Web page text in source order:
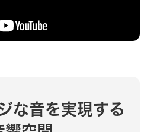
な音を実現する